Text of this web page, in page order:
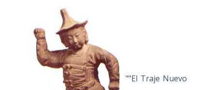
""El Traje Nuevo